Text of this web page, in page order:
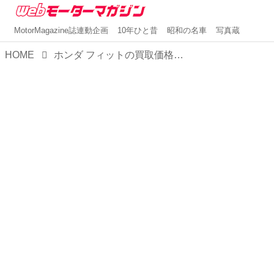
MotorMagazine誌連動企画 10年ひと昔 昭和の名車 写真蔵
HOME ホンダ フィットの買取価格を公開！高額査定を引き出すポイントと業者の選び方について